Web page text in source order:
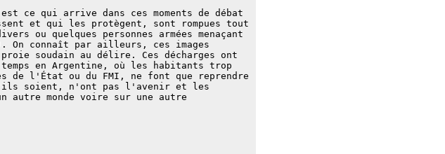
ce qui arrive dans ces moments de débat
et qui les protègent, sont rompues tout
ou quelques personnes armées menaçant
connaît par ailleurs, ces images
soudain au délire. Ces décharges ont
en Argentine, où les habitants trop
de l'État ou du FMI, ne font que reprendre
soient, n'ont pas l'avenir et les
autre monde voire sur une autre